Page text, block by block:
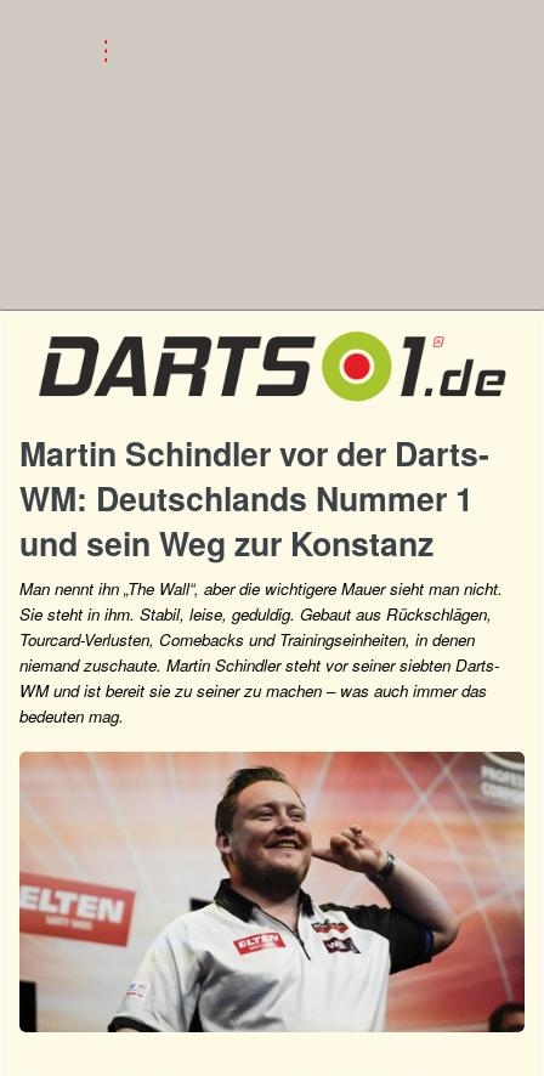
Martin Schindler vor der Darts-
WM: Deutschlands Nummer 1
und sein Weg zur Konstanz
Man nennt ihn „The Wall“, aber die wichtigere Mauer sieht man nicht.
Sie steht in ihm. Stabil, leise, geduldig. Gebaut aus Rückschlägen,
Tourcard-Verlusten, Comebacks und Trainingseinheiten, in denen
niemand zuschaute. Martin Schindler steht vor seiner siebten Darts-
WM und ist bereit sie zu seiner zu machen – was auch immer das
bedeuten mag.